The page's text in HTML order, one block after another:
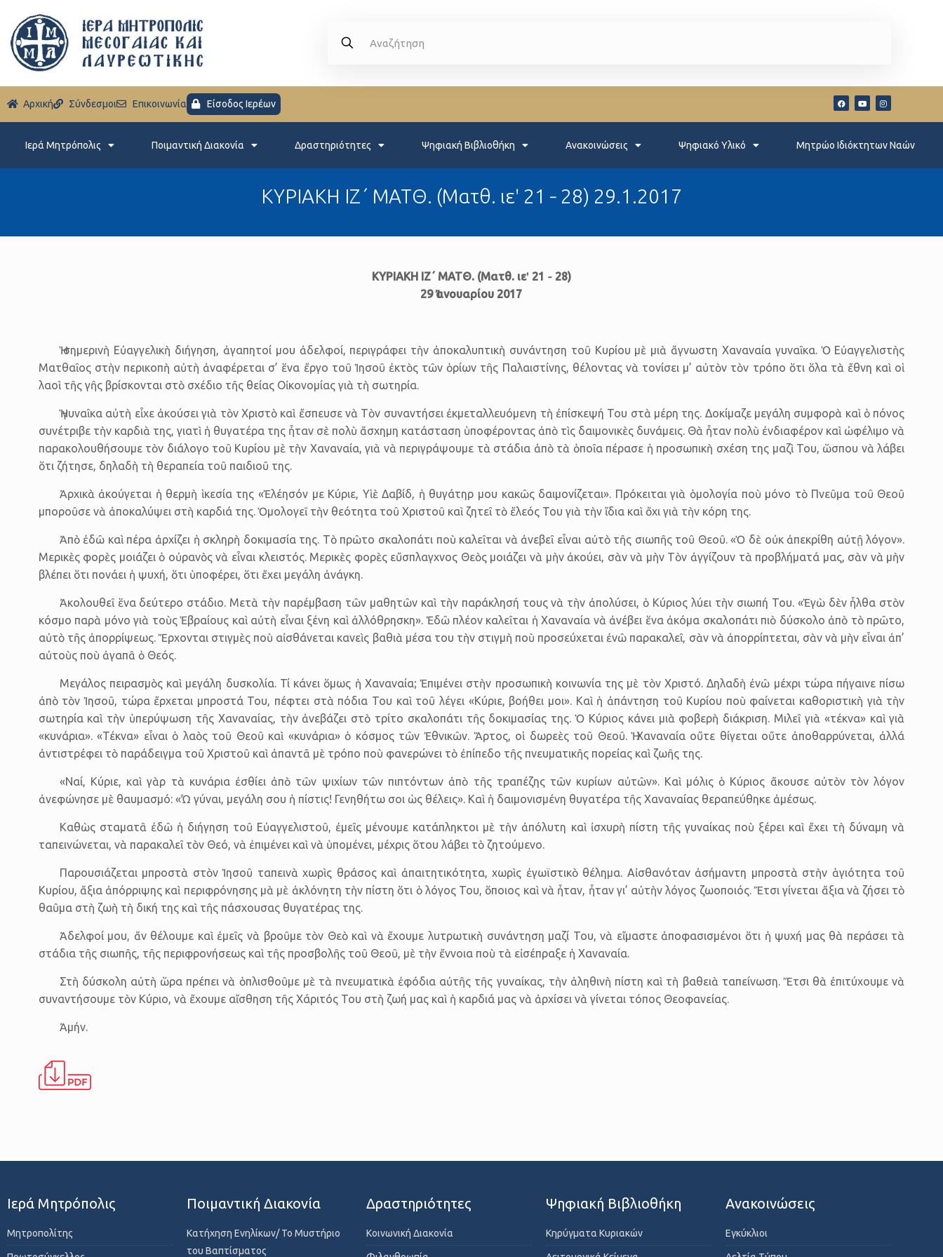
Aρχική Σύνδεσμοι Eπικοινωνία Είσοδος Ιερέων
Ιερά Μητρόπολις Ποιμαντική Διακονία Δραστηριότητες Ψηφιακή Βιβλιοθήκη Ανακοινώσεις Ψηφιακό Υλικό Μητρώο Ιδιόκτητων Ναών
ΚΥΡΙΑΚΗ IΖ΄ ΜΑΤΘ. (Ματθ. ιεʹ 21 ‐ 28) 29.1.2017
ΚΥΡΙΑΚΗ IΖ΄ ΜΑΤΘ. (Ματθ. ιεʹ 21 ‐ 28)
29 Ἰανουαρίου 2017
Ἡ σημερινὴ Εὐαγγελικὴ διήγηση, ἀγαπητοί μου ἀδελφοί, περιγράφει τὴν ἀποκαλυπτικὴ συνάντηση τοῦ Κυρίου μὲ μιὰ ἄγνωστη Χαναναία γυναῖκα. Ὁ Εὐαγγελιστὴς
Ματθαῖος στὴν περικοπὴ αὐτὴ ἀναφέρεται σ’ ἕνα ἔργο τοῦ Ἰησοῦ ἐκτὸς τῶν ὁρίων τῆς Παλαιστίνης, θέλοντας νὰ τονίσει μ’ αὐτὸν τὸν τρόπο ὅτι ὅλα τὰ ἔθνη καὶ οἱ
λαοὶ τῆς γῆς βρίσκονται στὸ σχέδιο τῆς θείας Οἰκονομίας γιὰ τὴ σωτηρία.
Ἡ γυναῖκα αὐτὴ εἶχε ἀκούσει γιὰ τὸν Χριστὸ καὶ ἔσπευσε νὰ Τὸν συναντήσει ἐκμεταλλευόμενη τὴ ἐπίσκεψή Του στὰ μέρη της. Δοκίμαζε μεγάλη συμφορὰ καὶ ὁ πόνος
συνέτριβε τὴν καρδιὰ της, γιατὶ ἡ θυγατέρα της ἦταν σὲ πολὺ ἄσχημη κατάσταση ὑποφέροντας ἀπὸ τὶς δαιμονικὲς δυνάμεις. Θὰ ἦταν πολὺ ἐνδιαφέρον καὶ ὠφέλιμο νὰ
παρακολουθήσουμε τὸν διάλογο τοῦ Κυρίου μὲ τὴν Χαναναία, γιὰ νὰ περιγράψουμε τὰ στάδια ἀπὸ τὰ ὁποῖα πέρασε ἡ προσωπικὴ σχέση της μαζὶ Του, ὥσπου νὰ λάβει
ὅτι ζήτησε, δηλαδὴ τὴ θεραπεία τοῦ παιδιοῦ της.
Ἀρχικὰ ἀκούγεται ἡ θερμὴ ἱκεσία της «Ἐλέησόν με Κύριε, Υἱὲ Δαβίδ, ἡ θυγάτηρ μου κακῶς δαιμονίζεται». Πρόκειται γιὰ ὁμολογία ποὺ μόνο τὸ Πνεῦμα τοῦ Θεοῦ
μποροῦσε νὰ ἀποκαλύψει στὴ καρδιά της. Ὁμολογεῑ τὴν θεότητα τοῦ Χριστοῦ καὶ ζητεῖ τὸ ἔλεός Του γιὰ τὴν ἴδια καὶ ὄχι γιὰ τὴν κόρη της.
Ἀπὸ ἐδῶ καὶ πέρα ἀρχίζει ἡ σκληρὴ δοκιμασία της. Τὸ πρῶτο σκαλοπάτι ποὺ καλεῖται νὰ ἀνεβεῖ εἶναι αὐτὸ τῆς σιωπῆς τοῦ Θεοῦ. «Ὁ δὲ οὐκ ἀπεκρίθη αὐτῇ λόγον».
Μερικὲς φορὲς μοιάζει ὁ οὐρανὸς νὰ εἶναι κλειστός. Μερικὲς φορὲς εὔσπλαγχνος Θεὸς μοιάζει νὰ μὴν ἀκούει, σὰν νὰ μὴν Τὸν ἀγγίζουν τὰ προβλήματά μας, σὰν νὰ μὴν
βλέπει ὅτι πονάει ἡ ψυχή, ὅτι ὑποφέρει, ὅτι ἔχει μεγάλη ἀνάγκη.
Ἀκολουθεῖ ἕνα δεύτερο στάδιο. Μετὰ τὴν παρέμβαση τῶν μαθητῶν καὶ τὴν παράκλησή τους νὰ τὴν ἀπολύσει, ὁ Κύριος λύει τὴν σιωπή Του. «Ἐγὼ δὲν ἦλθα στὸν
κόσμο παρὰ μόνο γιὰ τοὺς Ἑβραίους καὶ αὐτὴ εἶναι ξένη καὶ ἀλλόθρησκη». Ἐδῶ πλέον καλεῖται ἡ Χαναναία νὰ ἀνέβει ἕνα ἀκόμα σκαλοπάτι πιὸ δύσκολο ἀπὸ τὸ πρῶτο,
αὐτὸ τῆς ἀπορρίψεως. Ἔρχονται στιγμὲς ποὺ αἰσθάνεται κανεὶς βαθιὰ μέσα του τὴν στιγμὴ ποὺ προσεύχεται ἐνῶ παρακαλεῖ, σὰν νὰ ἀπορρίπτεται, σὰν νὰ μὴν εἶναι ἀπ’
αὐτοὺς ποὺ ἀγαπᾶ ὁ Θεός.
Μεγάλος πειρασμὸς καὶ μεγάλη δυσκολία. Τί κάνει ὅμως ἡ Χαναναία; Ἐπιμένει στὴν προσωπικὴ κοινωνία της μὲ τὸν Χριστό. Δηλαδὴ ἐνῶ μέχρι τώρα πήγαινε πίσω
ἀπὸ τὸν Ἰησοῦ, τώρα ἔρχεται μπροστά Του, πέφτει στὰ πόδια Του καὶ τοῦ λέγει «Κύριε, βοήθει μοι». Καὶ ἡ ἀπάντηση τοῦ Κυρίου ποὺ φαίνεται καθοριστικὴ γιὰ τὴν
σωτηρία καὶ τὴν ὑπερύψωση τῆς Χαναναίας, τὴν ἀνεβάζει στὸ τρίτο σκαλοπάτι τῆς δοκιμασίας της. Ὁ Κύριος κάνει μιὰ φοβερὴ διάκριση. Μιλεῖ γιὰ «τέκνα» καὶ γιὰ
«κυνάρια». «Τέκνα» εἶναι ὁ λαὸς τοῦ Θεοῦ καὶ «κυνάρια» ὁ κόσμος τῶν Ἐθνικῶν. Ἄρτος, οἱ δωρεὲς τοῦ Θεοῦ. Ἡ Χαναναία οὔτε θίγεται οὔτε ἀποθαρρύνεται, ἀλλά
ἀντιστρέφει τὸ παράδειγμα τοῦ Χριστοῦ καὶ ἀπαντᾶ μὲ τρόπο ποὺ φανερώνει τὸ ἐπίπεδο τῆς πνευματικῆς πορείας καὶ ζωῆς της.
«Ναί, Κύριε, καὶ γὰρ τὰ κυνάρια ἐσθίει ἀπὸ τῶν ψιχίων τῶν πιπτόντων ἀπὸ τῆς τραπέζης τῶν κυρίων αὐτῶν». Καὶ μόλις ὁ Κύριος ἄκουσε αὐτὸν τὸν λόγον
ἀνεφώνησε μὲ θαυμασμό: «Ὦ γύναι, μεγάλη σου ἡ πίστις! Γενηθήτω σοι ὡς θέλεις». Καὶ ἡ δαιμονισμένη θυγατέρα τῆς Χαναναίας θεραπεύθηκε ἀμέσως.
Καθὼς σταματᾶ ἐδῶ ἡ διήγηση τοῦ Εὐαγγελιστοῦ, ἐμεῖς μένουμε κατάπληκτοι μὲ τὴν ἀπόλυτη καὶ ἰσχυρὴ πίστη τῆς γυναίκας ποὺ ξέρει καὶ ἔχει τὴ δύναμη νὰ
ταπεινώνεται, νὰ παρακαλεῖ τὸν Θεό, νὰ ἐπιμένει καὶ νὰ ὑπομένει, μέχρις ὅτου λάβει τὸ ζητούμενο.
Παρουσιάζεται μπροστὰ στὸν Ἰησοῦ ταπεινὰ χωρὶς θράσος καὶ ἀπαιτητικότητα, χωρὶς ἐγωϊστικὸ θέλημα. Αἰσθανόταν ἀσήμαντη μπροστὰ στὴν ἁγιότητα τοῦ
Κυρίου, ἄξια ἀπόρριψης καὶ περιφρόνησης μὰ μὲ ἀκλόνητη τὴν πίστη ὅτι ὁ λόγος Του, ὅποιος καὶ νὰ ἦταν, ἦταν γι’ αὐτὴν λόγος ζωοποιός. Ἔτσι γίνεται ἄξια νὰ ζήσει τὸ
θαῦμα στὴ ζωὴ τὴ δική της καὶ τῆς πάσχουσας θυγατέρας της.
Ἀδελφοί μου, ἄν θέλουμε καὶ ἐμεῖς νὰ βροῦμε τὸν Θεὸ καὶ νὰ ἔχουμε λυτρωτικὴ συνάντηση μαζί Του, νὰ εἴμαστε ἀποφασισμένοι ὅτι ἡ ψυχή μας θὰ περάσει τὰ
στάδια τῆς σιωπῆς, τῆς περιφρονήσεως καὶ τῆς προσβολῆς τοῦ Θεοῦ, μὲ τὴν ἔννοια ποὺ τὰ εἰσέπραξε ἡ Χαναναία.
Στὴ δύσκολη αὐτὴ ὥρα πρέπει νὰ ὁπλισθοῦμε μὲ τὰ πνευματικὰ ἐφόδια αὐτῆς τῆς γυναίκας, τὴν ἀληθινὴ πίστη καὶ τὴ βαθειὰ ταπείνωση. Ἔτσι θὰ ἐπιτύχουμε νὰ
συναντήσουμε τὸν Κύριο, νὰ ἔχουμε αἴσθηση τῆς Χάριτός Του στὴ ζωή μας καὶ ἡ καρδιά μας νὰ ἀρχίσει νὰ γίνεται τόπος Θεοφανείας.
Ἀμήν.
Ιερά Μητρόπολις
Μητροπολίτης
Ποιμαντική Διακονία
Κατήχηση Ενηλίκων/ Το Μυστήριο
του Βαπτίσματος
Δραστηριότητες
Κοινωνική Διακονία
Ψηφιακή Βιβλιοθήκη
Κηρύγματα Κυριακών
Ανακοινώσεις
Εγκύκλιοι